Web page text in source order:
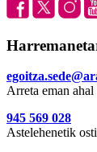
Arreta eman
945 569 028
Astelehenetik